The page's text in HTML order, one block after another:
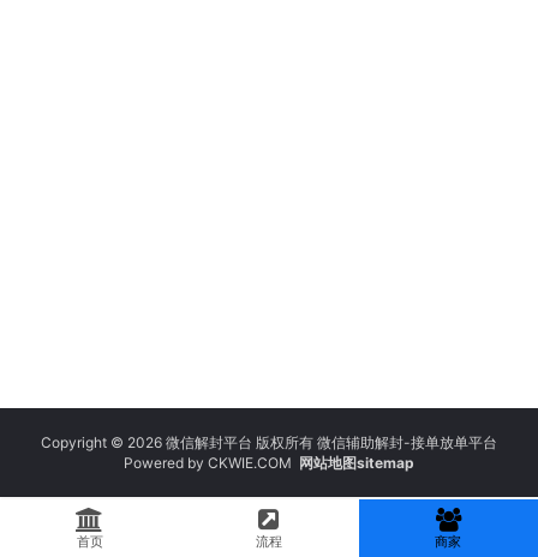
Copyright © 2026 微信解封平台 版权所有 微信辅助解封-接单放单平台
Powered by CKWIE.COM 网站地图sitemap
首页 流程 商家